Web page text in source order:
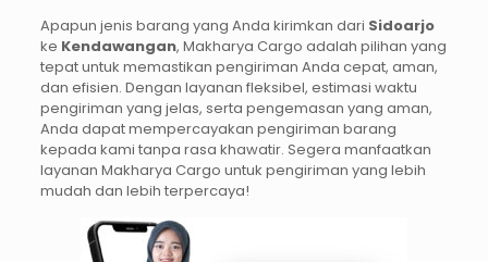
Apapun jenis barang yang Anda kirimkan dari Sidoarjo
ke Kendawangan, Makharya Cargo adalah pilihan yang
tepat untuk memastikan pengiriman Anda cepat, aman,
dan efisien. Dengan layanan fleksibel, estimasi waktu
pengiriman yang jelas, serta pengemasan yang aman,
Anda dapat mempercayakan pengiriman barang
kepada kami tanpa rasa khawatir. Segera manfaatkan
layanan Makharya Cargo untuk pengiriman yang lebih
mudah dan lebih terpercaya!